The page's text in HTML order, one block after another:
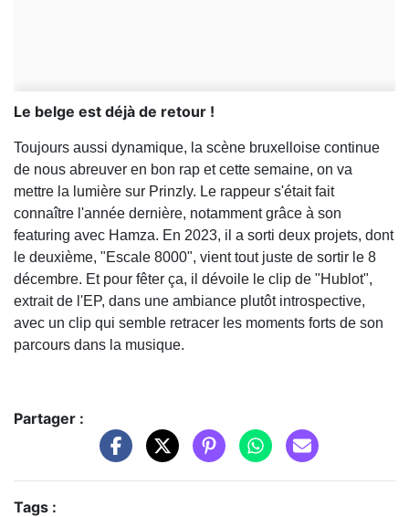
Le belge est déjà de retour !
Toujours aussi dynamique, la scène bruxelloise continue
de nous abreuver en bon rap et cette semaine, on va
mettre la lumière sur Prinzly. Le rappeur s'était fait
connaître l'année dernière, notamment grâce à son
featuring avec Hamza. En 2023, il a sorti deux projets, dont
le deuxième, "Escale 8000", vient tout juste de sortir le 8
décembre. Et pour fêter ça, il dévoile le clip de "Hublot",
extrait de l'EP, dans une ambiance plutôt introspective,
avec un clip qui semble retracer les moments forts de son
parcours dans la musique.
Partager :
Tags :